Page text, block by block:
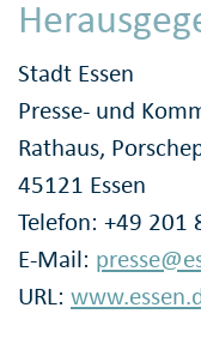
Stadt Essen
Presse- und
Rathaus,
45121 Essen
Telefon: +49 201
E-Mail:
URL: